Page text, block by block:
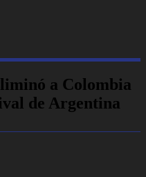
a Colombia
de Argentina